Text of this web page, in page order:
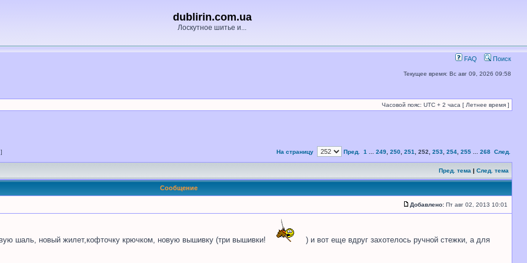
dublirin.com.ua
Лоскутное шитье и...
FAQ Поиск
Текущее время: Вс авг 09, 2026 09:58
Часовой пояс: UTC + 2 часа [ Летнее время ]
На страницу Пред. 1 249 250 251 252 253 254 255 268 След.
Пред. тема | След. тема
Сообщение
Добавлено: Пт авг 02, 2013 10:01
шаль, новый жилет,кофточку крючком, новую вышивку (три вышивки! ) и вот еще вдруг захотелось ручной стежки, а для